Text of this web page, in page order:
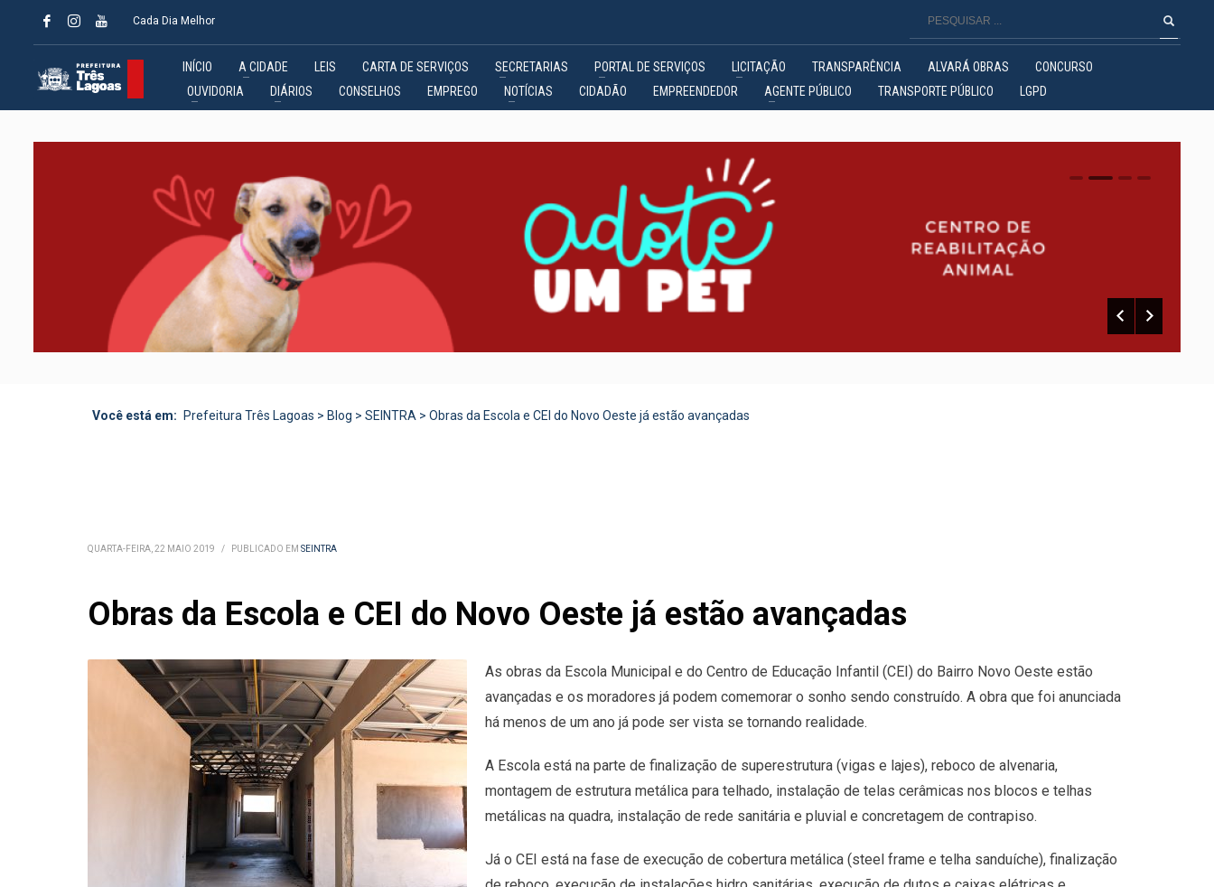
Cada Dia Melhor
INÍCIO A CIDADE LEIS CARTA DE SERVIÇOS SECRETARIAS PORTAL DE SERVIÇOS LICITAÇÃO TRANSPARÊNCIA ALVARÁ OBRAS
CONCURSO
OUVIDORIA
DIÁRIOS CONSELHOS EMPREGO NOTÍCIAS CIDADÃO EMPREENDEDOR AGENTE PÚBLICO TRANSPORTE PÚBLICO LGPD
0 1 2
Você está em: Prefeitura Três Lagoas > Blog > SEINTRA > Obras da Escola e CEI do Novo Oeste já estão avançadas
QUARTA-FEIRA, 22 MAIO 2019 / PUBLICADO EM SEINTRA
Obras da Escola e CEI do Novo Oeste já estão avançadas
As obras da Escola Municipal e do Centro de Educação Infantil (CEI) do Bairro Novo Oeste estão
avançadas e os moradores já podem comemorar o sonho sendo construído. A obra que foi anunciada
há menos de um ano já pode ser vista se tornando realidade.
A Escola está na parte de finalização de superestrutura (vigas e lajes), reboco de alvenaria,
montagem de estrutura metálica para telhado, instalação de telas cerâmicas nos blocos e telhas
metálicas na quadra, instalação de rede sanitária e pluvial e concretagem de contrapiso.
Já o CEI está na fase de execução de cobertura metálica (steel frame e telha sanduíche), finalização